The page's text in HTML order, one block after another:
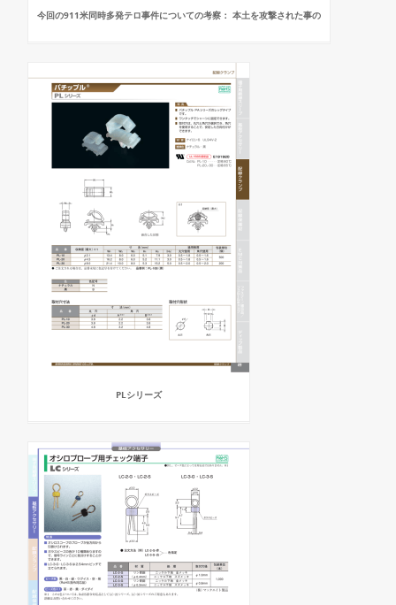
今回の911米同時多発テロ事件についての考察： 本土を攻撃された事の
PLシリーズ